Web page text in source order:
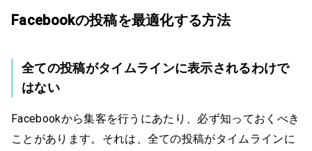
Facebookの投稿を最適化する方法
全ての投稿がタイムラインに表示されるわけで
はない
Facebookから集客を行うにあたり、必ず知っておくべき
ことがあります。それは、全ての投稿がタイムラインに